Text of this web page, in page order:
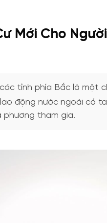
Mới Cho
tỉnh phía Bắc là một
động nước ngoài có
phương tham gia.